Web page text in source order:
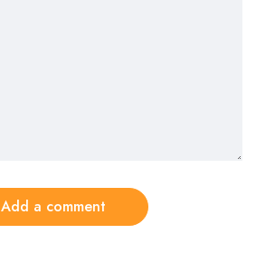
Add a comment